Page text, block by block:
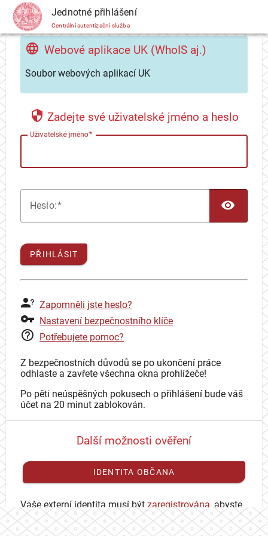
CAS Jednotné přihlášení
Centrální autentizační služba
Webové aplikace UK (WhoIS aj.)
Soubor webových aplikací UK
Zadejte své uživatelské jméno a heslo
Uživatelské jméno
Heslo:
PŘIHLÁSIT
Zapomněli jste heslo?
Nastavení bezpečnostního klíče
Potřebujete pomoc?
Z bezpečnostních důvodů se po ukončení práce
odhlaste a zavřete všechna okna prohlížeče!
Po pěti neúspěšných pokusech o přihlášení bude váš
účet na 20 minut zablokován.
Další možnosti ověření
IDENTITA OBČANA
Vaše externí identita musí být zaregistrována, abyste
se mohli přihlásit ke svému CAS účtu.